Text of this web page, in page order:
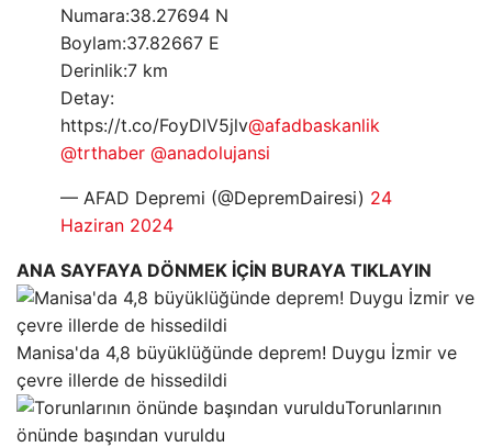
Numara:38.27694 N
Boylam:37.82667 E
Derinlik:7 km
Detay:
https://t.co/FoyDlV5jlv@afadbaskanlik
@trthaber @anadolujansi
— AFAD Depremi (@DepremDairesi) 24
Haziran 2024
ANA SAYFAYA DÖNMEK İÇİN BURAYA TIKLAYIN
Manisa'da 4,8 büyüklüğünde deprem! Duygu İzmir ve
çevre illerde de hissedildi
Torunlarının
önünde başından vuruldu